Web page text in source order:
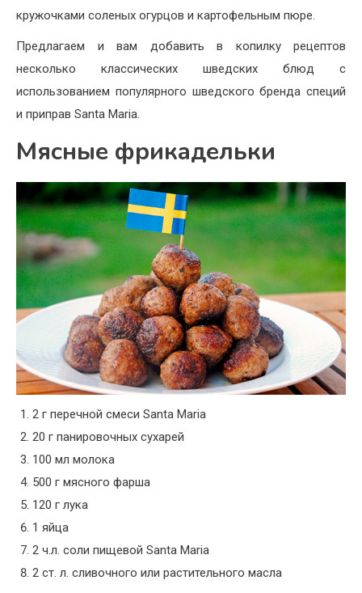
кружочками соленых огурцов и картофельным пюре.
Предлагаем и вам добавить в копилку рецептов
несколько классических шведских блюд с
использованием популярного шведского бренда специй
и приправ Santa Maria.
Мясные фрикадельки
2 г перечной смеси Santa Maria
20 г панировочных сухарей
100 мл молока
500 г мясного фарша
120 г лука
1 яйца
2 ч.л. соли пищевой Santa Maria
2 ст. л. сливочного или растительного масла